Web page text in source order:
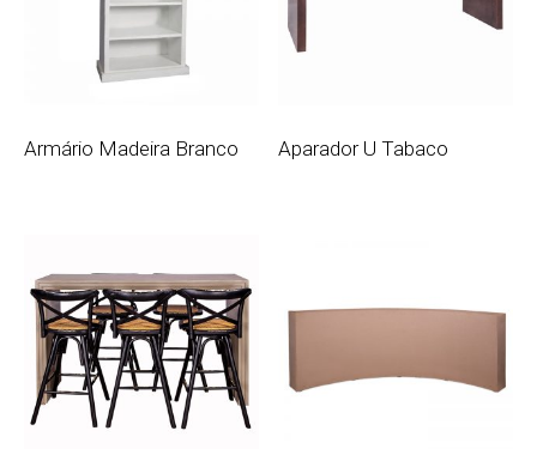
Armário Madeira Branco Aparador U Tabaco